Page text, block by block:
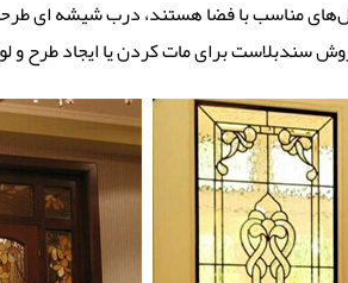
مناسب با فضا هستند، درب شیشه ای
سندبلاست برای مات کردن یا ایجاد طرح و